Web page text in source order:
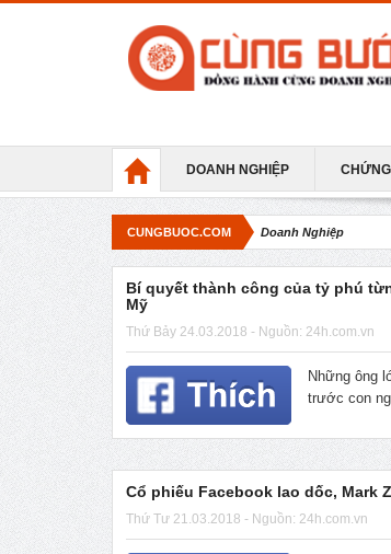
DOANH NGHIỆP
CUNGBUOC.COM Doanh Nghiệp
Bí quyết thành công của tỷ phú
Mỹ
Thứ Bảy 24.03.2018 - Nguồn: 24h.com.vn
Những ông
trước con
Cổ phiếu Facebook lao dốc, Mark
Thứ Tư 21.03.2018 - Nguồn: 24h.com.vn